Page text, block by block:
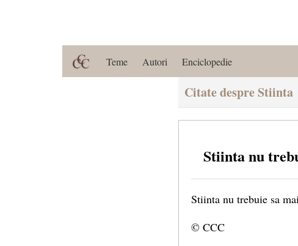
Teme Autori Enciclopedie
Citate despre Stiinta
Stiinta nu
Stiinta nu trebuie sa
© CCC